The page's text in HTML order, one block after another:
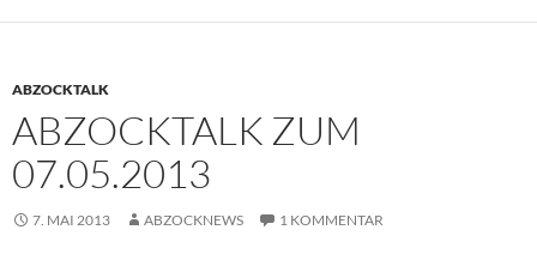
ABZOCKTALK
ABZOCKTALK ZUM
07.05.2013
7. MAI 2013 ABZOCKNEWS 1 KOMMENTAR